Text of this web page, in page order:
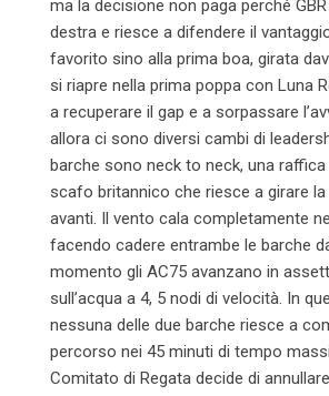
ma la decisione non paga perché
destra e riesce a difendere il
favorito sino alla prima boa, girata
si riapre nella prima poppa con Luna
a recuperare il gap e a sorpassare
allora ci sono diversi cambi di
barche sono neck to neck, una
scafo britannico che riesce a girare
avanti. Il vento cala completamente
facendo cadere entrambe le barche
momento gli AC75 avanzano in
sull’acqua a 4, 5 nodi di velocità. In
nessuna delle due barche riesce a
percorso nei 45 minuti di tempo
Comitato di Regata decide di